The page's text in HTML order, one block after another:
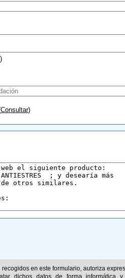
Consultar)
en este formulario, autoriza
dichos datos de forma informática y